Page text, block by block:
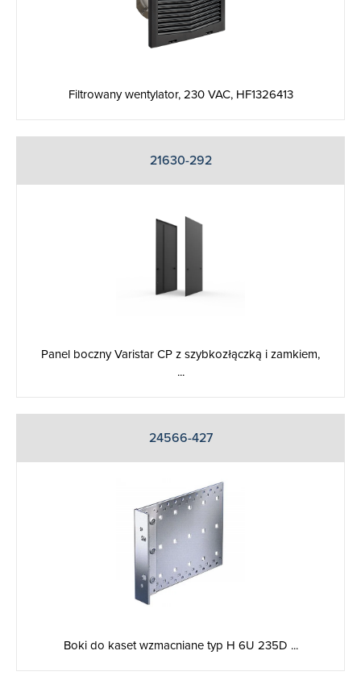
Filtrowany wentylator, 230 VAC, HF1326413
21630-292
Panel boczny Varistar CP z szybkozłączką i zamkiem,
...
24566-427
Boki do kaset wzmacniane typ H 6U 235D ...